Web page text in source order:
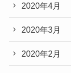
2020年4月
2020年3月
2020年2月